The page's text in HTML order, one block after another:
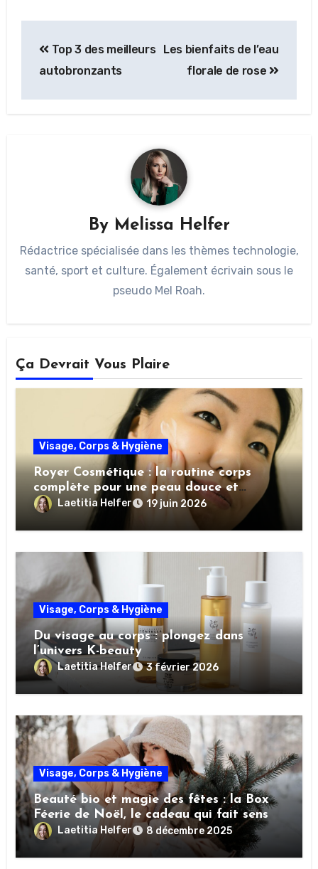
Top 3 des meilleurs
autobronzants
Les bienfaits de l’eau
florale de rose
By Melissa Helfer
Rédactrice spécialisée dans les thèmes technologie,
santé, sport et culture. Également écrivain sous le
pseudo Mel Roah.
Ça Devrait Vous Plaire
Visage, Corps & Hygiène
Royer Cosmétique : la routine corps
complète pour une peau douce et
nourrieLaetitia Helfer 19 juin 2026
Visage, Corps & Hygiène
Du visage au corps : plongez dans
l’univers K-beauty
Laetitia Helfer 3 février 2026
Visage, Corps & Hygiène
Beauté bio et magie des fêtes : la Box
Féerie de Noël, le cadeau qui fait sens
Laetitia Helfer 8 décembre 2025